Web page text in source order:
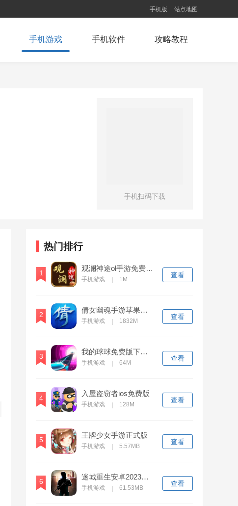
手机版 站点地图
手机游戏 手机软件 攻略教程
手机扫码下载
热门排行
1
观澜神途ol手游免费版下载安装
手机游戏 1M
查看
2
倩女幽魂手游苹果下载安装
手机游戏 1832M
查看
3
我的球球免费版下载安装
手机游戏 64M
查看
4
入屋盗窃者ios免费版
手机游戏 128M
查看
5
王牌少女手游正式版
手机游戏 5.57MB
查看
6
迷城重生安卓2023下载
手机游戏 61.53MB
查看